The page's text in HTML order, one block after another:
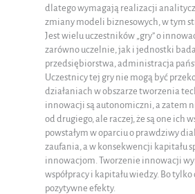
dlatego wymagają realizacji
zmiany modeli biznesowych, w tym
Jest wielu uczestników „gry” o
zarówno uczelnie, jak i jednostki
przedsiębiorstwa, administracja
Uczestnicy tej gry nie mogą być
działaniach w obszarze tworzenia
innowacji są autonomiczni, a zatem
od drugiego, ale raczej, że są one ich
powstałym w oparciu o prawdziwy
zaufania, a w konsekwencji kapitału
innowacjom. Tworzenie innowacji
współpracy i kapitału wiedzy. Bo
pozytywne efekty.